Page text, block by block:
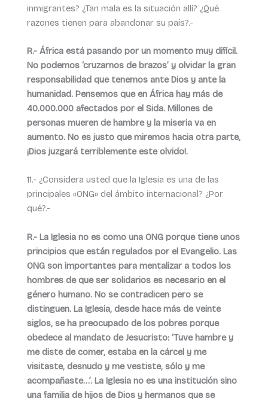
inmigrantes? ¿Tan mala es la situación allí? ¿Qué
razones tienen para abandonar su país?.-
R.- África está pasando por un momento muy difícil.
No podemos ‘cruzarnos de brazos’ y olvidar la gran
responsabilidad que tenemos ante Dios y ante la
humanidad. Pensemos que en África hay más de
40.000.000 afectados por el Sida. Millones de
personas mueren de hambre y la miseria va en
aumento. No es justo que miremos hacia otra parte,
¡Dios juzgará terriblemente este olvido!.
11.- ¿Considera usted que la Iglesia es una de las
principales «ONG» del ámbito internacional? ¿Por
qué?.-
R.- La Iglesia no es como una ONG porque tiene unos
principios que están regulados por el Evangelio. Las
ONG son importantes para mentalizar a todos los
hombres de que ser solidarios es necesario en el
género humano. No se contradicen pero se
distinguen. La Iglesia, desde hace más de veinte
siglos, se ha preocupado de los pobres porque
obedece al mandato de Jesucristo: ‘Tuve hambre y
me diste de comer, estaba en la cárcel y me
visitaste, desnudo y me vestiste, sólo y me
acompañaste…’. La Iglesia no es una institución sino
una familia de hijos de Dios y hermanos que se